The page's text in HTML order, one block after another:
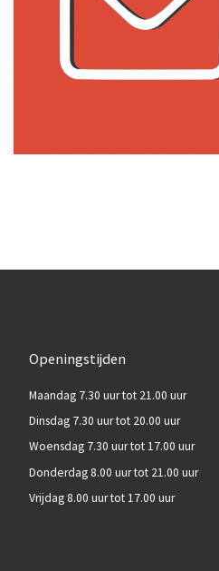
Openingstijden
Maandag 7.30 uur tot 21.00 uur
Dinsdag 7.30 uur tot 20.00 uur
Woensdag 7.30 uur tot 17.00 uur
Donderdag 8.00 uur tot 21.00 uur
Vrijdag 8.00 uur tot 17.00 uur